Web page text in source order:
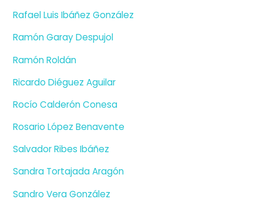
Rafael Luis Ibáñez González
Ramón Garay Despujol
Ramón Roldán
Ricardo Diéguez Aguilar
Rocío Calderón Conesa
Rosario López Benavente
Salvador Ribes Ibáñez
Sandra Tortajada Aragón
Sandro Vera González